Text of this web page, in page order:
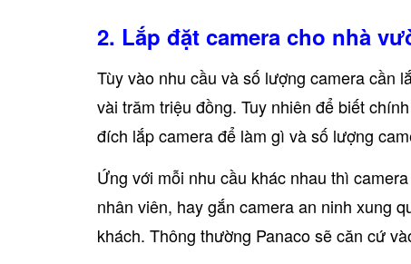
2. Lắp đặt camera cho nhà
Tùy vào nhu cầu và số lượng camera cần
vài trăm triệu đồng. Tuy nhiên để biết
đích lắp camera để làm gì và số lượng
Ứng với mỗi nhu cầu khác nhau thì
nhân viên, hay gắn camera an ninh xung
khách. Thông thường Panaco sẽ căn cứ